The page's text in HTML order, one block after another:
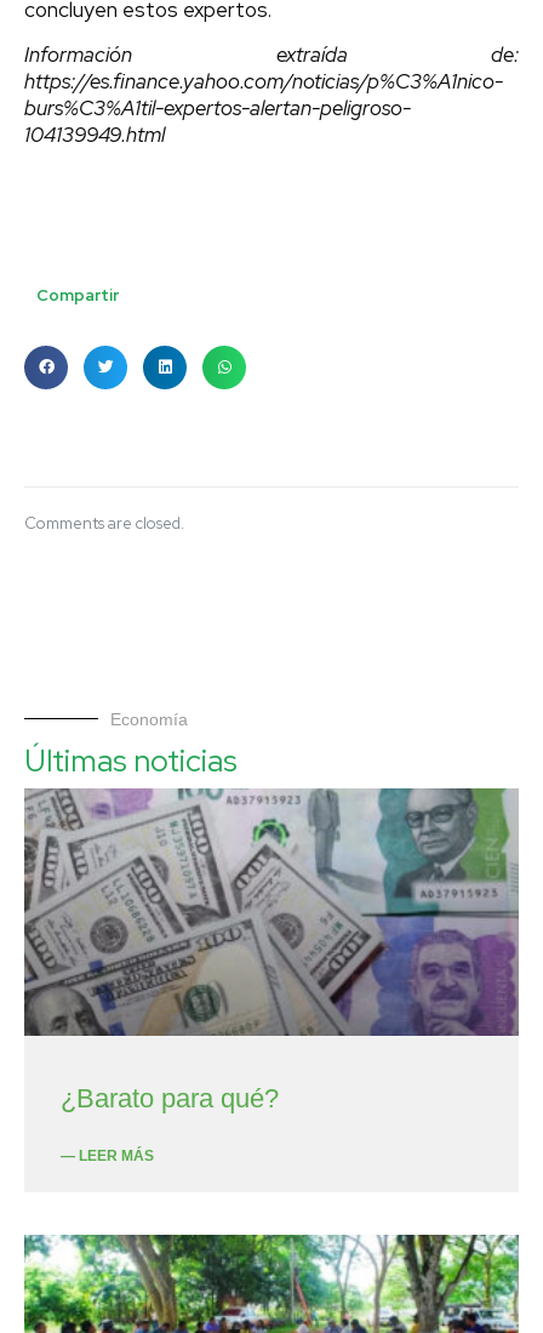
concluyen estos expertos.
Información extraída de:
https://es.finance.yahoo.com/noticias/p%C3%A1nico-
burs%C3%A1til-expertos-alertan-peligroso-
104139949.html
Compartir
Comments are closed.
Economía
Últimas noticias
¿Barato para qué?
— LEER MÁS